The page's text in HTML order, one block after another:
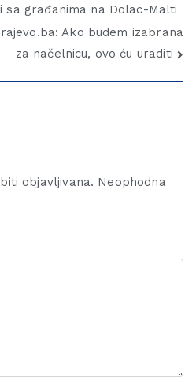
sa građanima na Dolac-Malti
Ako budem izabrana
za načelnicu, ovo ću uraditi
objavljivana. Neophodna